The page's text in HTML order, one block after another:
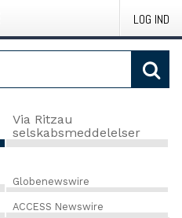
LOG IND
Via Ritzau
selskabsmeddelelser
Globenewswire
ACCESS Newswire